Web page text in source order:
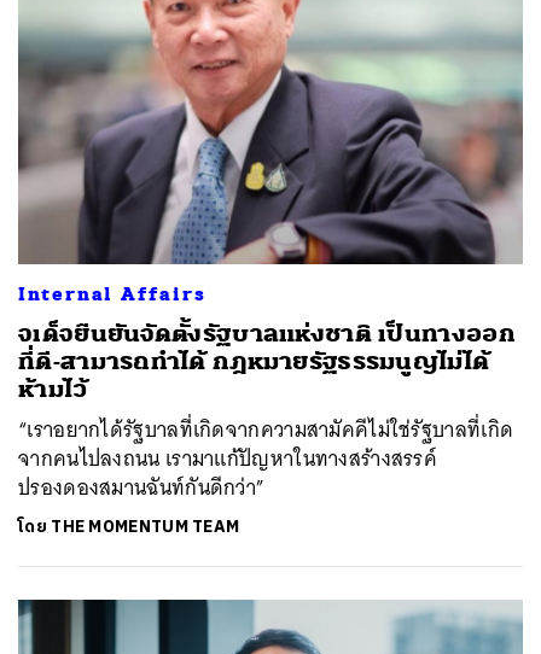
Internal Affairs
จเด็จยืนยันจัดตั้งรัฐบาลแห่งชาติ เป็นทางออก
ที่ดี-สามารถทำได้ กฎหมายรัฐธรรมนูญไม่ได้
ห้ามไว้
“เราอยากได้รัฐบาลที่เกิดจากความสามัคคีไม่ใช่รัฐบาลที่เกิด
จากคนไปลงถนน เรามาแก้ปัญหาในทางสร้างสรรค์
ปรองดองสมานฉันท์กันดีกว่า”
โดย THE MOMENTUM TEAM